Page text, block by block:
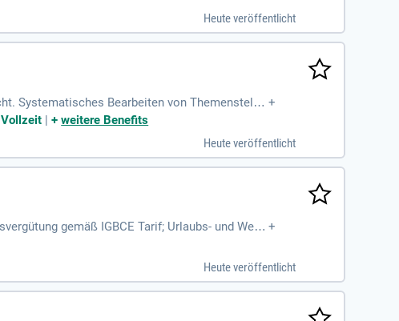
Heute veröffentlicht
Systematisches Bearbeiten von Themenstellu +
|+weitere Benefits
Heute veröffentlicht
gemäß IGBCE Tarif; Urlaubs- und Weih
für Gewerkschaftsmitglieder
+
Heute veröffentlicht